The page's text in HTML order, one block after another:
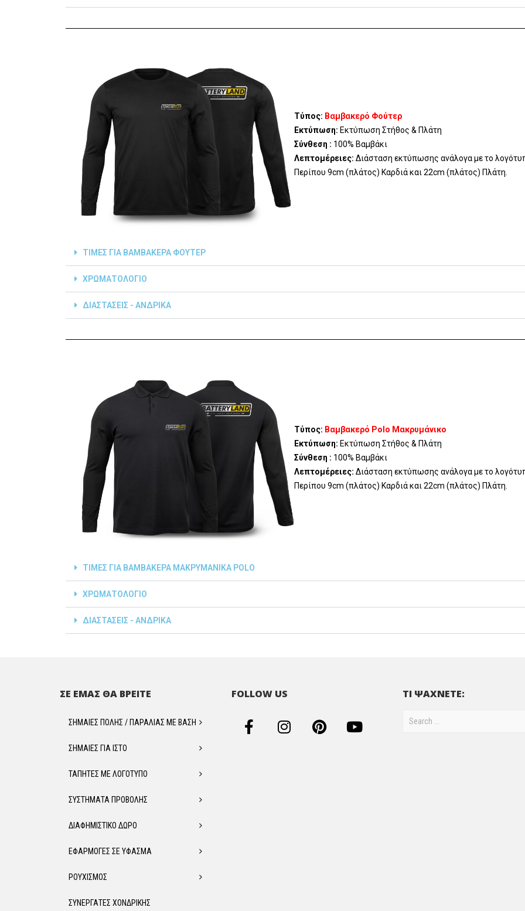
Τύπος: Βαμβακερό Φούτερ
Εκτύπωση: Εκτύπωση Στήθος & Πλάτη
Σύνθεση : 100% Βαμβάκι
Λεπτομέρειες: Διάσταση εκτύπωσης ανάλογα με το
Περίπου 9cm (πλάτος) Καρδιά και 22cm (πλάτος) Πλάτη.
ΤΙΜΕΣ ΓΙΑ ΒΑΜΒΑΚΕΡΑ ΦΟΥΤΕΡ
ΧΡΩΜΑΤΟΛΟΓΙΟ
ΔΙΑΣΤΑΣΕΙΣ - ΑΝΔΡΙΚΑ
Τύπος: Βαμβακερό Polo Μακρυμάνικο
Εκτύπωση: Εκτύπωση Στήθος & Πλάτη
Σύνθεση : 100% Βαμβάκι
Λεπτομέρειες: Διάσταση εκτύπωσης ανάλογα με το
Περίπου 9cm (πλάτος) Καρδιά και 22cm (πλάτος) Πλάτη.
ΤΙΜΕΣ ΓΙΑ ΒΑΜΒΑΚΕΡΑ ΜΑΚΡΥΜΑΝΙΚΑ POLO
ΧΡΩΜΑΤΟΛΟΓΙΟ
ΔΙΑΣΤΑΣΕΙΣ - ΑΝΔΡΙΚΑ
ΣΕ ΕΜΑΣ ΘΑ ΒΡΕΙΤΕ
ΣΗΜΑΙΕΣ ΠΟΛΗΣ / ΠΑΡΑΛΙΑΣ ΜΕ ΒΑΣΗ
ΣΗΜΑΙΕΣ ΓΙΑ ΙΣΤΟ
ΤΑΠΗΤΕΣ ΜΕ ΛΟΓΟΤΥΠΟ
ΣΥΣΤΗΜΑΤΑ ΠΡΟΒΟΛΗΣ
ΔΙΑΦΗΜΙΣΤΙΚΟ ΔΩΡΟ
ΕΦΑΡΜΟΓΕΣ ΣΕ ΥΦΑΣΜΑ
ΡΟΥΧΙΣΜΟΣ
ΣΥΝΕΡΓΑΤΕΣ ΧΟΝΔΡΙΚΗΣ
FOLLOW US ΤΙ ΨΑΧΝΕΤΕ: